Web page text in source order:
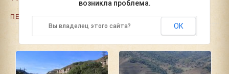
ПЕЧАТЬ ЭЛ. ПОЧТА
возникла проблема.
Вы владелец этого сайта? ОК